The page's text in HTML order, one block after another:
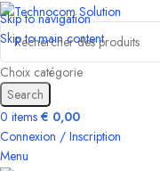
Skip to navigation
Skip to main content
Choix catégorie
Search
0 items € 0,00
Connexion / Inscription
Menu